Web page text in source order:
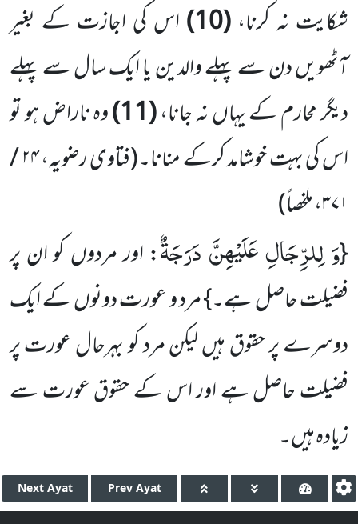
شکایت نہ کرنا، (10)
اس کی اجازت کے بغیر
آٹھویں دن سے پہلے والدین یا ایک سال سے پہلے
دیگر محارم کے یہاں نہ جانا،(11)
وہ ناراض ہو تو
اس کی بہت خوشامد کرکے منانا۔(فتاوی رضویہ، ۲۴ /
۳۷۱، ملخصاً)
{وَ لِلرِّجَالِ عَلَیْهِنَّ دَرَجَةٌ: اور مردوں کو ان پر
فضیلت حاصل ہے۔} مرد و عورت دونوں کے ایک
دوسرے پر حقوق ہیں لیکن مرد کو بہرحال عورت پر
فضیلت حاصل ہے اور اس کے حقوق عورت سے
زیادہ ہیں۔
Next Ayat Prev Ayat